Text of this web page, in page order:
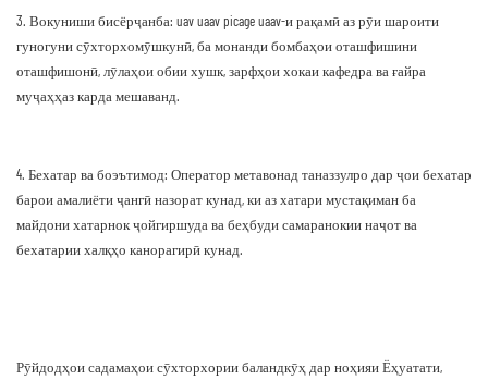
3. Вокуниши бисёрҷанба: uav uaav picage uaav-и рақамӣ аз рӯи шароити
гуногуни сӯхторхомӯшкунӣ, ба монанди бомбаҳои оташфишини
оташфишонӣ, лӯлаҳои обии хушк, зарфҳои хокаи кафедра ва ғайра
муҷаҳҳаз карда мешаванд.
4. Бехатар ва боэътимод: Оператор метавонад таназзулро дар ҷои бехатар
барои амалиёти ҷангӣ назорат кунад, ки аз хатари мустақиман ба
майдони хатарнок ҷойгиршуда ва беҳбуди самаранокии наҷот ва
бехатарии халқҳо канорагирӣ кунад.
Рӯйдодҳои садамаҳои сӯхторхории баландкӯҳ дар ноҳияи Ёҳуатати,